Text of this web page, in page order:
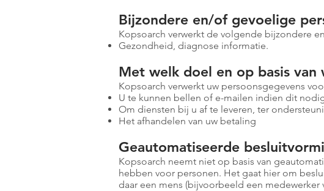
Bijzondere en/of gevoelige
Kopsoarch verwerkt de volgende bijzondere
Gezondheid, diagnose informatie.
Met welk doel en op basis
Kopsoarch verwerkt uw persoonsgegevens
U te kunnen bellen of e-mailen indien dit
Om diensten bij u af te leveren, ter
Het afhandelen van uw betaling
Geautomatiseerde
Kopsoarch neemt niet op basis van
hebben voor personen. Het gaat hier om
daar een mens (bijvoorbeeld een medewerker